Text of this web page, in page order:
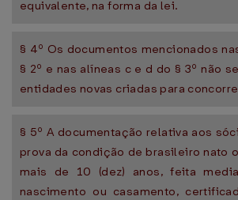
equivalente, na forma da lei.
§ 4º Os documentos mencionados
§ 2º e nas alíneas c e d do § 3º não
entidades novas criadas para
§ 5º A documentação relativa aos
prova da condição de brasileiro nato
mais de 10 (dez) anos, feita
nascimento ou casamento,